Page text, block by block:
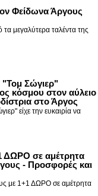
Φείδωνα Άργους
μεγαλύτερα ταλέντα της
"Τομ Σώγιερ"
κόσμου στον αύλειο
στο Άργος
είχε την ευκαιρία να
ΔΩΡΟ σε αμέτρητα
- Προσφορές και
με 1+1 ΔΩΡΟ σε αμέτρητα